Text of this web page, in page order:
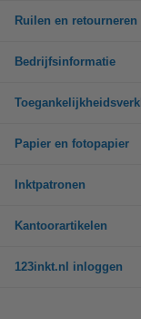
Ruilen en retourneren
Bedrijfsinformatie
Papier en fotopapier
Inktpatronen
Kantoorartikelen
123inkt.nl inloggen